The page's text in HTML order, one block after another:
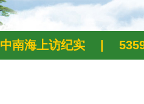
中南海上访纪实